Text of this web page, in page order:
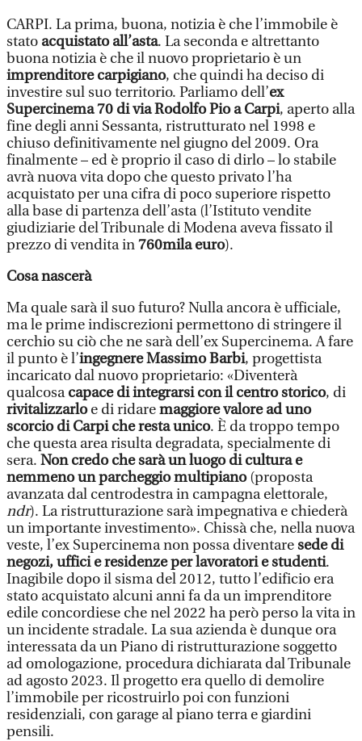
CARPI. La prima, buona, notizia è che l’immobile è
stato acquistato all’asta. La seconda e altrettanto
buona notizia è che il nuovo proprietario è un
imprenditore carpigiano, che quindi ha deciso di
investire sul suo territorio. Parliamo dell’ex
Supercinema 70 di via Rodolfo Pio a Carpi, aperto alla
fine degli anni Sessanta, ristrutturato nel 1998 e
chiuso definitivamente nel giugno del 2009. Ora
finalmente – ed è proprio il caso di dirlo – lo stabile
avrà nuova vita dopo che questo privato l’ha
acquistato per una cifra di poco superiore rispetto
alla base di partenza dell’asta (l’Istituto vendite
giudiziarie del Tribunale di Modena aveva fissato il
prezzo di vendita in760mila euro).
Cosa nascerà
Ma quale sarà il suo futuro? Nulla ancora è ufficiale,
ma le prime indiscrezioni permettono di stringere il
cerchio su ciò che ne sarà dell’ex Supercinema. A fare
il punto è l’ingegnere Massimo Barbi, progettista
incaricato dal nuovo proprietario: «Diventerà
qualcosacapace di integrarsi con il centro storico, di
rivitalizzarloe di ridaremaggiore valore ad uno
scorcio di Carpi che resta unico. È da troppo tempo
che questa area risulta degradata, specialmente di
sera. Non credo che sarà un luogo di cultura e
nemmeno un parcheggio multipiano(proposta
avanzata dal centrodestra in campagna elettorale,
ndr). La ristrutturazione sarà impegnativa e chiederà
un importante investimento». Chissà che, nella nuova
veste, l’ex Supercinema non possa diventaresede di
negozi, uffici e residenze per lavoratori e studenti.
Inagibile dopo il sisma del 2012, tutto l’edificio era
stato acquistato alcuni anni fa da un imprenditore
edile concordiese che nel 2022 ha però perso la vita in
un incidente stradale. La sua azienda è dunque ora
interessata da un Piano di ristrutturazione soggetto
ad omologazione, procedura dichiarata dal Tribunale
ad agosto 2023. Il progetto era quello di demolire
l’immobile per ricostruirlo poi con funzioni
residenziali, con garage al piano terra e giardini
pensili.